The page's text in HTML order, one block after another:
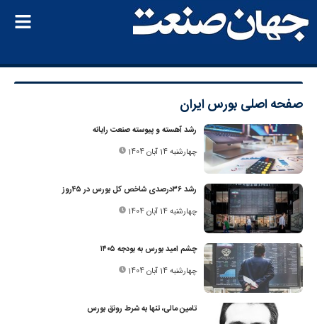
صفحه اصلی بورس ایران
رشد آهسته و پیوسته صنعت رایانه
چهارشنبه 14 آبان 1404
رشد ۳۶‌درصدی شاخص کل بورس در ۴۵روز
چهارشنبه 14 آبان 1404
چشم امید بورس به بودجه ۱۴۰۵
چهارشنبه 14 آبان 1404
تامین مالی، تنها به شرط رونق بورس